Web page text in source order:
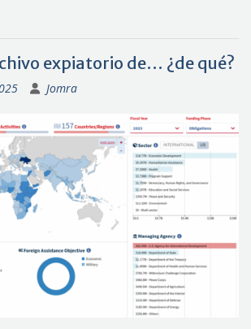
expiatorio de… ¿de qué?
Jomra